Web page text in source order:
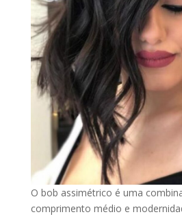
O bob assimétrico é uma
comprimento médio e